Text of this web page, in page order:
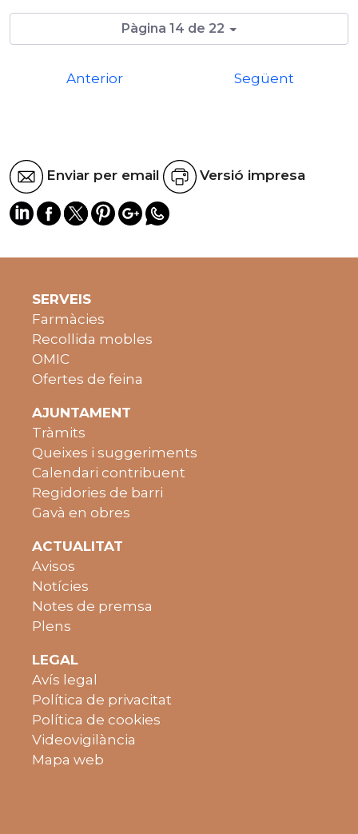
Pàgina 14 de 22
Anterior Següent
Enviar per email Versió impresa
SERVEIS
Farmàcies
Recollida mobles
OMIC
Ofertes de feina
AJUNTAMENT
Tràmits
Queixes i suggeriments
Calendari contribuent
Regidories de barri
Gavà en obres
ACTUALITAT
Avisos
Notícies
Notes de premsa
Plens
LEGAL
Avís legal
Política de privacitat
Política de cookies
Videovigilància
Mapa web